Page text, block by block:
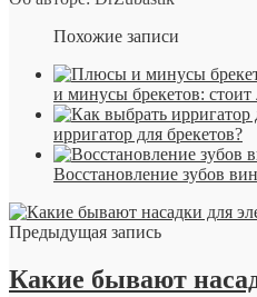
Похожие записи
и минусы брекетов: стоит
ирригатор для брекетов?
Восстановление зубов
Предыдущая запись
Какие бывают